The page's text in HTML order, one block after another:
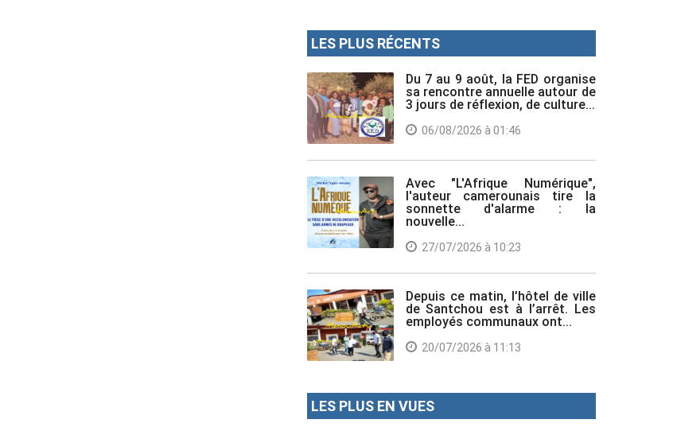
LES PLUS RÉCENTS
Du 7 au 9 août, la FED organise
sa rencontre annuelle autour de
3 jours de réflexion, de culture...
06/08/2026 à 01:46
Avec "L'Afrique Numérique",
l'auteur camerounais tire la
sonnette d'alarme : la
nouvelle...
27/07/2026 à 10:23
Depuis ce matin, l’hôtel de ville
de Santchou est à l’arrêt. Les
employés communaux ont...
20/07/2026 à 11:13
LES PLUS EN VUES